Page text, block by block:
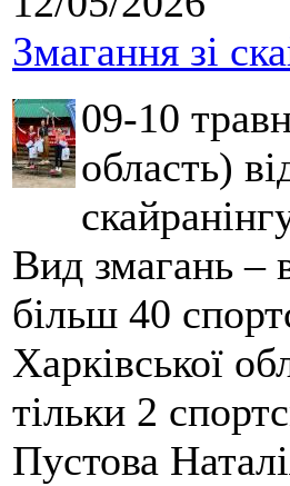
Змагання зі
09-10
область)
Вид змагань –
більш 40
Харківської
тільки 2
Пустова